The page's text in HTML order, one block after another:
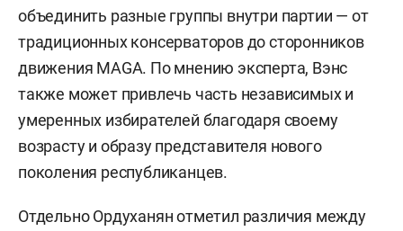
объединить разные группы внутри партии — от
традиционных консерваторов до сторонников
движения MAGA. По мнению эксперта, Вэнс
также может привлечь часть независимых и
умеренных избирателей благодаря своему
возрасту и образу представителя нового
поколения республиканцев.
Отдельно Ордуханян отметил различия между